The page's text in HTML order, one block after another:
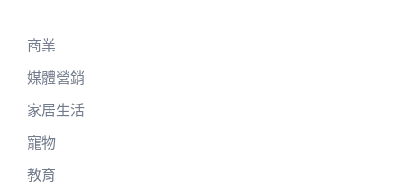
商業
媒體營銷
家居生活
寵物
教育